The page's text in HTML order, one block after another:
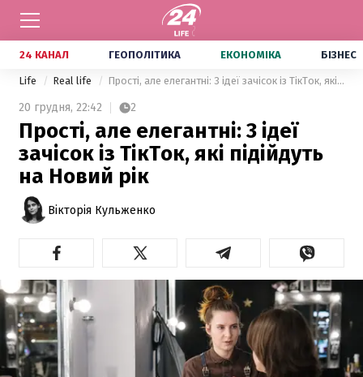
24 КАНАЛ ГЕОПОЛІТИКА ЕКОНОМІКА БІЗНЕС
Life Real life Прості, але елегантні: 3 ідеї зачісок із ТікТок, які підійдуть на Новий рік
20 грудня, 22:42 2
Прості, але елегантні: 3 ідеї
зачісок із ТікТок, які підійдуть
на Новий рік
Вікторія Кульженко